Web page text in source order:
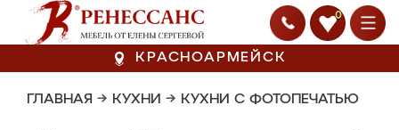
0
КРАСНОАРМЕЙСК
ГЛАВНАЯ → КУХНИ → КУХНИ С ФОТОПЕЧАТЬЮ